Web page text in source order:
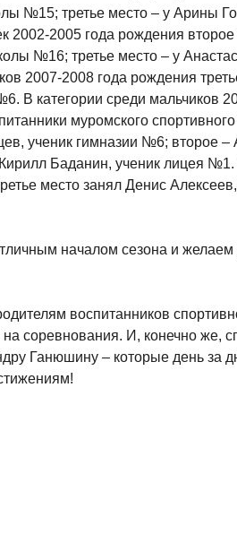
№15; третье место – у Арины
2005 года рождения второе
№16; третье место – у
2007-2008 года рождения
В категории среди мальчиков
муромского спортивного
ученик гимназии №6; второе –
Баданин, ученик лицея №1.
место занял Денис
началом сезона и
воспитанников
на соревнования. И, конечно же,
Ганюшину – которые день за